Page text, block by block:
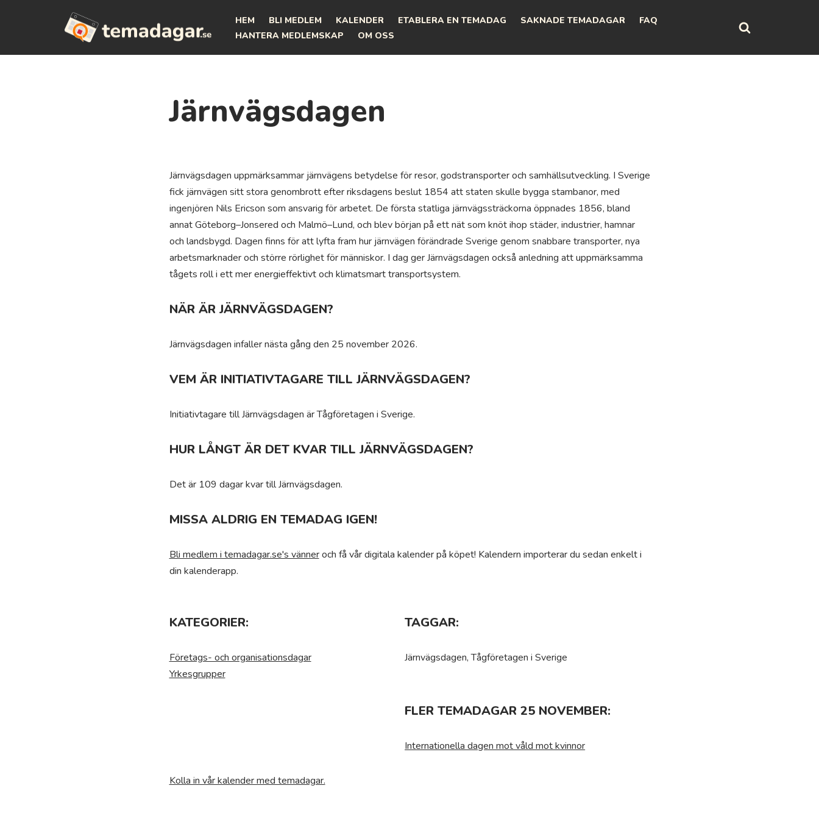
HEM BLI MEDLEM KALENDER ETABLERA EN TEMADAG SAKNADE TEMADAGAR
FAQ
HANTERA MEDLEMSKAP
OM OSS
Järnvägsdagen
Järnvägsdagen uppmärksammar järnvägens betydelse för resor, godstransporter och samhällsutveckling. I Sverige
fick järnvägen sitt stora genombrott efter riksdagens beslut 1854 att staten skulle bygga stambanor, med
ingenjören Nils Ericson som ansvarig för arbetet. De första statliga järnvägssträckorna öppnades 1856, bland
annat Göteborg–Jonsered och Malmö–Lund, och blev början på ett nät som knöt ihop städer, industrier, hamnar
och landsbygd. Dagen finns för att lyfta fram hur järnvägen förändrade Sverige genom snabbare transporter, nya
arbetsmarknader och större rörlighet för människor. I dag ger Järnvägsdagen också anledning att uppmärksamma
tågets roll i ett mer energieffektivt och klimatsmart transportsystem.
NÄR ÄR JÄRNVÄGSDAGEN?
Järnvägsdagen infaller nästa gång den 25 november 2026.
VEM ÄR INITIATIVTAGARE TILL JÄRNVÄGSDAGEN?
Initiativtagare till Järnvägsdagen är Tågföretagen i Sverige.
HUR LÅNGT ÄR DET KVAR TILL JÄRNVÄGSDAGEN?
Det är 109 dagar kvar till Järnvägsdagen.
MISSA ALDRIG EN TEMADAG IGEN!
Bli medlem i temadagar.se's vänneroch få vår digitala kalender på köpet! Kalendern importerar du sedan enkelt i
din kalenderapp.
KATEGORIER:
Företags- och organisationsdagar
Yrkesgrupper
TAGGAR:
Järnvägsdagen, Tågföretagen i Sverige
FLER TEMADAGAR 25 NOVEMBER:
Internationella dagen mot våld mot kvinnor
Kolla in vår kalender med temadagar.